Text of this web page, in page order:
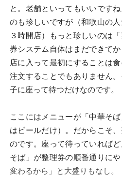
と。老舗といってもいいです
のも珍しいですが（和歌山の
３時開店）もっと珍しいのは
券システム自体はまだできてか
店に入って最初にすることは
注文することでもありません
子に座って待つだけなのです。
ここにはメニューが「中華そ
はビールだけ）。だからこそ
のです。座って待っていれば
そば」が整理券の順番通りに
変わるから」と大盛りもなし。